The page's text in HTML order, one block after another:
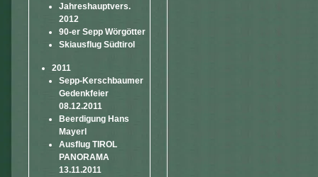
Jahreshauptvers.
2012
90-er Sepp Wörgötter
Skiausflug Südtirol
2011
Sepp-Kerschbaumer
Gedenkfeier
08.12.2011
Beerdigung Hans
Mayerl
Ausflug TIROL
PANORAMA
13.11.2011